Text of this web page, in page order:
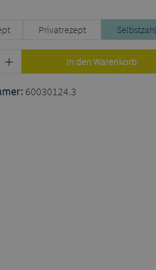
Privatrezept
Produkt Anzahl: Gib
In den Warenkorb
60030124.3